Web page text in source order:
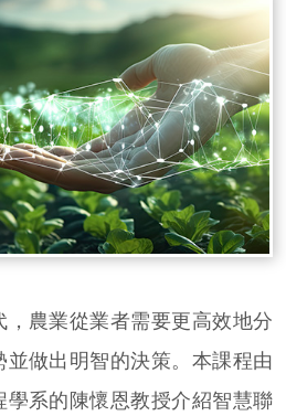
農業從業者需要更高效地分
做出明智的決策。本課程由
學系的陳懷恩教授介紹智慧聯